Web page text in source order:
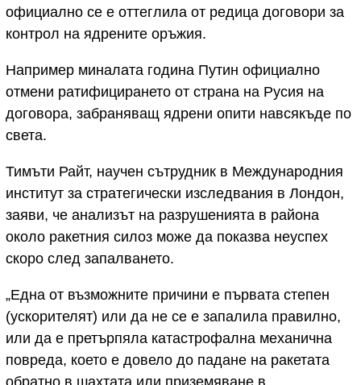
официално се е оттеглила от редица договори за
контрол на ядрените оръжия.
Например миналата година Путин официално
отмени ратифицирането от страна на Русия на
договора, забраняващ ядрени опити навсякъде по
света.
Тимъти Райт, научен сътрудник в Международния
институт за стратегически изследвания в Лондон,
заяви, че анализът на разрушенията в района
около ракетния силоз може да показва неуспех
скоро след запалването.
„Една от възможните причини е първата степен
(ускорителят) или да не се е запалила правилно,
или да е претърпяла катастрофална механична
повреда, което е довело до падане на ракетата